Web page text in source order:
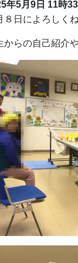
年5月9日 11時
８日によろしく
からの自己紹介